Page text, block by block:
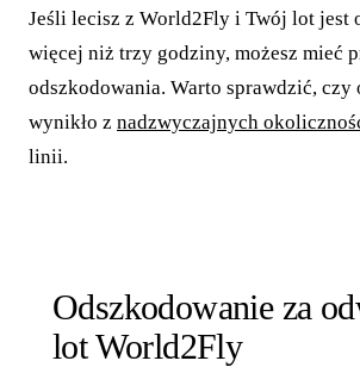
Jeśli lecisz z World2Fly i Twój lot jest
więcej niż trzy godziny, możesz mieć
odszkodowania. Warto sprawdzić, czy
wynikło z nadzwyczajnych
linii.
Odszkodowanie za
lot World2Fly